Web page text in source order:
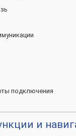
подключения
и